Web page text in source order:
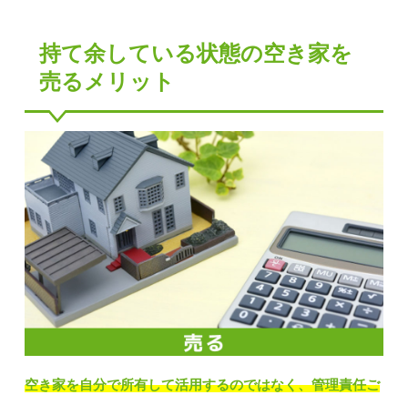
持て余している状態の空き家を
売るメリット
空き家を自分で所有して活用するのではなく、管理責任ご